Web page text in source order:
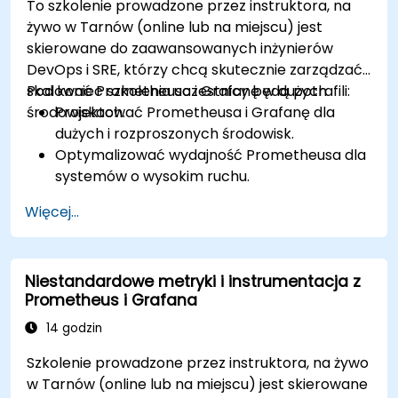
To szkolenie prowadzone przez instruktora, na
żywo w Tarnów (online lub na miejscu) jest
skierowane do zaawansowanych inżynierów
DevOps i SRE, którzy chcą skutecznie zarządzać i
skalować Prometheusa i Grafanę w dużych
środowiskach.
Pod koniec szkolenia uczestnicy będą potrafili:
Projektować Prometheusa i Grafanę dla
dużych i rozproszonych środowisk.
Optymalizować wydajność Prometheusa dla
systemów o wysokim ruchu.
zbiorów danych i złożonych wizualizacji.
Wdrażać zaawansowane strategie
rozwiązywania problemów i skalowalności.
Więcej...
Niestandardowe metryki i instrumentacja z
Prometheus i Grafana
14 godzin
Szkolenie prowadzone przez instruktora, na żywo
w Tarnów (online lub na miejscu) jest skierowane